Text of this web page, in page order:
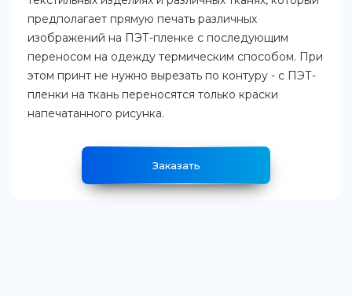
предполагает прямую печать различных
изображений на ПЭТ-пленке с последующим
переносом на одежду термическим способом. При
этом принт не нужно вырезать по контуру - с ПЭТ-
пленки на ткань переносятся только краски
напечатанного рисунка.
Заказать